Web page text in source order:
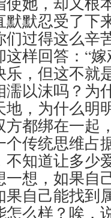
默忍受了下
过得这么辛
样回答：“
，但这不就
以沫吗？为
，为什么明
都绑在一起
传统思维占
知道让多少
想，如果自
自己能找到
么样？唉，